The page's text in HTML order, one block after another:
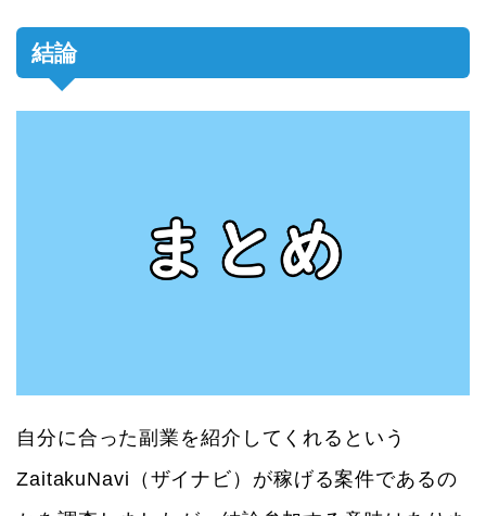
結論
自分に合った副業を紹介してくれるという
ZaitakuNavi（ザイナビ）が稼げる案件であるの